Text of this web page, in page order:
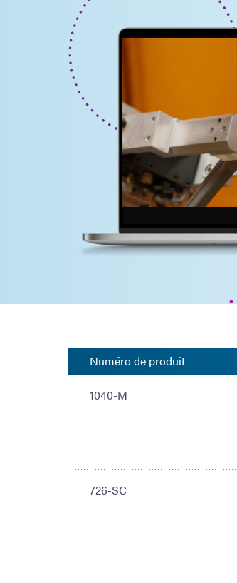
Numéro de produit
1040-M
726-SC